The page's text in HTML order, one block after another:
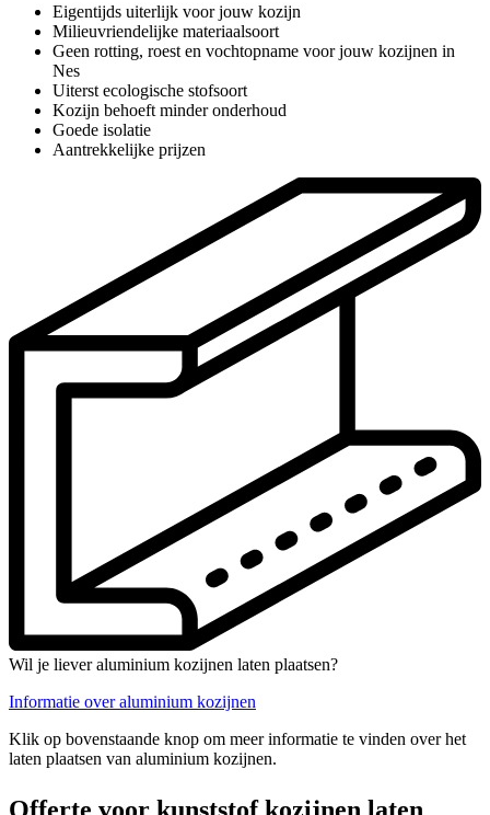
Eigentijds uiterlijk voor jouw kozijn
Milieuvriendelijke materiaalsoort
Geen rotting, roest en vochtopname voor jouw kozijnen in
Nes
Uiterst ecologische stofsoort
Kozijn behoeft minder onderhoud
Goede isolatie
Aantrekkelijke prijzen
Wil je liever aluminium kozijnen laten plaatsen?
Informatie over aluminium kozijnen
Klik op bovenstaande knop om meer informatie te vinden over het
laten plaatsen van aluminium kozijnen.